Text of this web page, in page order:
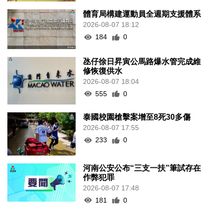
體育局構建運動員全週期支援體系
2026-08-07 18:12
184
0
氹仔徐日昇寅公馬路爆水管完成維
修恢復供水
2026-08-07 18:04
555
0
泰國校園槍擊案增至8死30多傷
2026-08-07 17:55
233
0
河南公安公布“三支一扶”筆試存在
作弊犯罪
2026-08-07 17:48
181
0